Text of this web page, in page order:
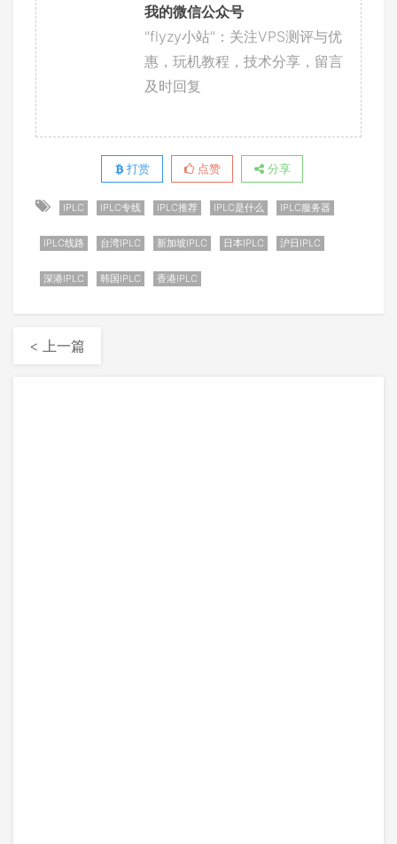
我的微信公众号
"flyzy小站"：关注VPS测评与优
惠，玩机教程，技术分享，留言
及时回复
打赏 点赞 分享
IPLC IPLC专线 IPLC推荐 IPLC是什么 IPLC服务器
IPLC线路 台湾IPLC 新加坡IPLC 日本IPLC 沪日IPLC
深港IPLC 韩国IPLC 香港IPLC
< 上一篇